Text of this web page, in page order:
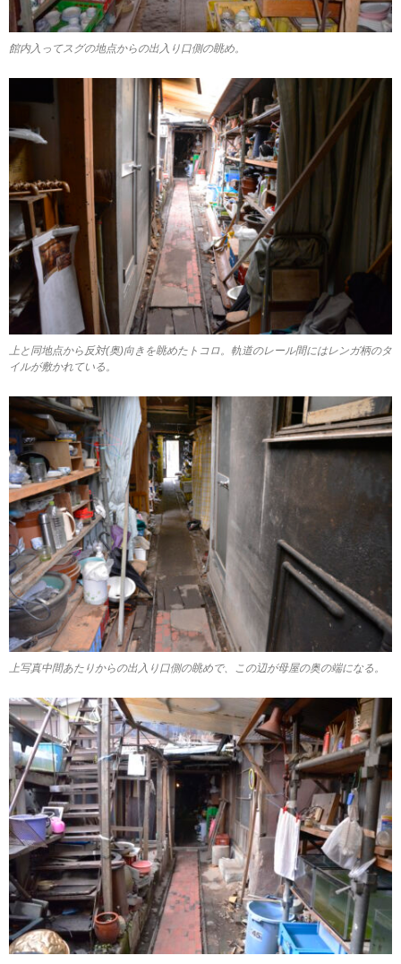
館内入ってスグの地点からの出入り口側の眺め。
上と同地点から反対(奥)向きを眺めたトコロ。軌道のレール間にはレンガ柄のタ
イルが敷かれている。
上写真中間あたりからの出入り口側の眺めで、この辺が母屋の奥の端になる。